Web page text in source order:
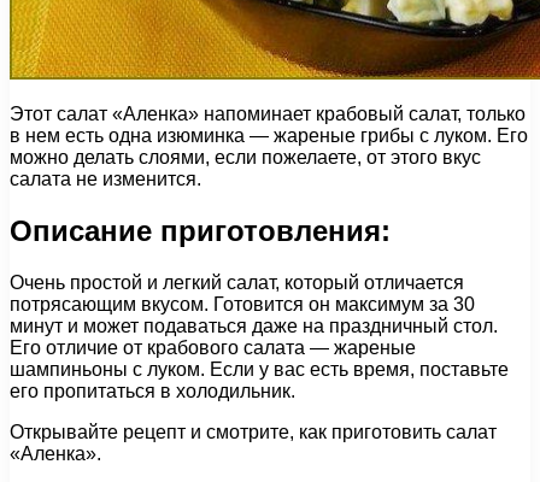
Этот салат «Аленка» напоминает крабовый салат, только
в нем есть одна изюминка — жареные грибы с луком. Его
можно делать слоями, если пожелаете, от этого вкус
салата не изменится.
Описание приготовления:
Очень простой и легкий салат, который отличается
потрясающим вкусом. Готовится он максимум за 30
минут и может подаваться даже на праздничный стол.
Его отличие от крабового салата — жареные
шампиньоны с луком. Если у вас есть время, поставьте
его пропитаться в холодильник.
Открывайте рецепт и смотрите, как приготовить салат
«Аленка».